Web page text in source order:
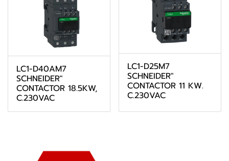
LC1-D40AM7
SCHNEIDER"
CONTACTOR 18.5KW,
C.230VAC
LC1-D25M7
SCHNEIDER"
CONTACTOR 11 KW.
C.230VAC